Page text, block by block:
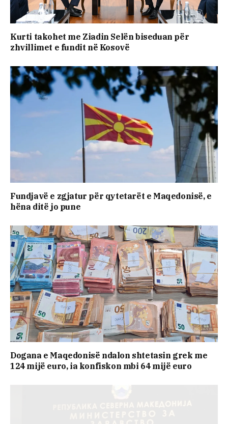
Kurti takohet me Ziadin Selën biseduan për
zhvillimet e fundit në Kosovë
Fundjavë e zgjatur për qytetarët e Maqedonisë, e
hëna ditë jo pune
Dogana e Maqedonisë ndalon shtetasin grek me
124 mijë euro, ia konfiskon mbi 64 mijë euro